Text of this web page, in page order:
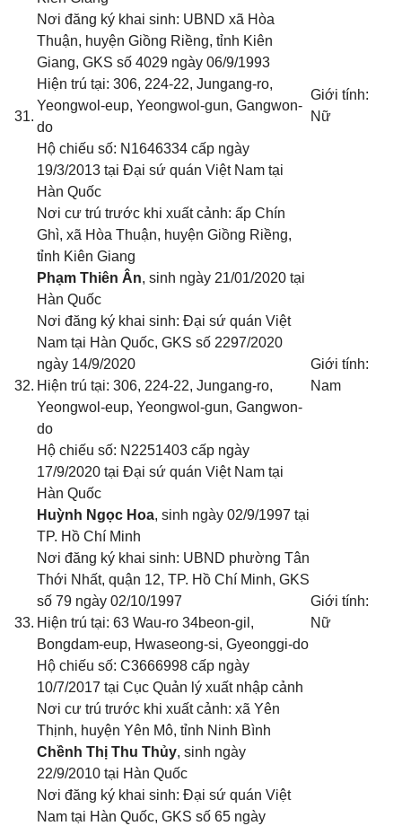
31.
Nơi đăng ký khai sinh: UBND xã Hòa
Thuận, huyện Giồng Riềng, tỉnh Kiên
Giang, GKS số 4029 ngày 06/9/1993
Hiện trú tại: 306, 224-22, Jungang-ro,
Yeongwol-eup, Yeongwol-gun, Gangwon-
do
Hộ chiếu số: N1646334 cấp ngày
19/3/2013 tại Đại sứ quán Việt Nam tại
Hàn Quốc
Nơi cư trú trước khi xuất cảnh: ấp Chín
Ghì, xã Hòa Thuận, huyện Giồng Riềng,
tỉnh Kiên Giang
Giới tính:
Nữ
32.
Phạm Thiên Ân, sinh ngày 21/01/2020 tại
Hàn Quốc
Nơi đăng ký khai sinh: Đại sứ quán Việt
Nam tại Hàn Quốc, GKS số 2297/2020
ngày 14/9/2020
Hiện trú tại: 306, 224-22, Jungang-ro,
Yeongwol-eup, Yeongwol-gun, Gangwon-
do
Hộ chiếu số: N2251403 cấp ngày
17/9/2020 tại Đại sứ quán Việt Nam tại
Hàn Quốc
Giới tính:
Nam
33.
Huỳnh Ngọc Hoa, sinh ngày 02/9/1997 tại
TP. Hồ Chí Minh
Nơi đăng ký khai sinh: UBND phường Tân
Thới Nhất, quận 12, TP. Hồ Chí Minh, GKS
số 79 ngày 02/10/1997
Hiện trú tại: 63 Wau-ro 34beon-gil,
Bongdam-eup, Hwaseong-si, Gyeonggi-do
Hộ chiếu số: C3666998 cấp ngày
10/7/2017 tại Cục Quản lý xuất nhập cảnh
Nơi cư trú trước khi xuất cảnh: xã Yên
Thịnh, huyện Yên Mô, tỉnh Ninh Bình
Giới tính:
Nữ
Chềnh Thị Thu Thủy, sinh ngày
22/9/2010 tại Hàn Quốc
Nơi đăng ký khai sinh: Đại sứ quán Việt
Nam tại Hàn Quốc, GKS số 65 ngày